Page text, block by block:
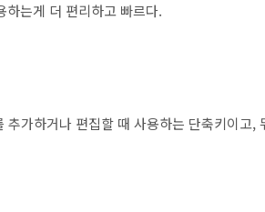
하는게 더 편리하고 빠르다.
가하거나 편집할 때 사용하는 단축키이고,